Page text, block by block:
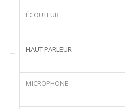
ÉCOUTEUR
HAUT PARLEUR
MICROPHONE